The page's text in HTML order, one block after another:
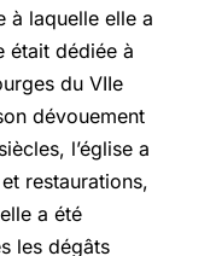
à laquelle elle a
était dédiée à
du VIIe
dévouement
l’église a
restaurations,
a été
les dégâts